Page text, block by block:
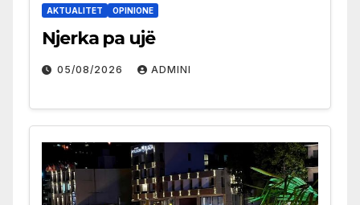
AKTUALITET OPINIONE
Njerka pa ujë
05/08/2026 ADMINI